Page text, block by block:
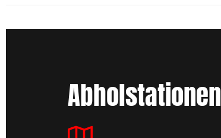
Abholstationen